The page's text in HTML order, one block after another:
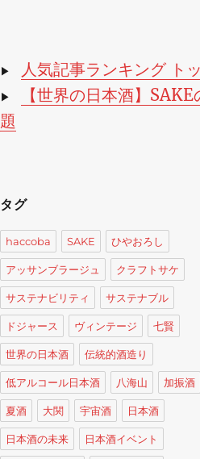
▶
人気記事ランキング ト
▶
【世界の日本酒】SAKE
題
タグ
haccoba SAKE ひやおろし
アッサンブラージュ クラフトサケ
サステナビリティ サステナブル
ドジャース ヴィンテージ 七賢
世界の日本酒 伝統的酒造り
低アルコール日本酒 八海山 加振酒
夏酒 大関 宇宙酒 日本酒
日本酒の未来 日本酒イベント